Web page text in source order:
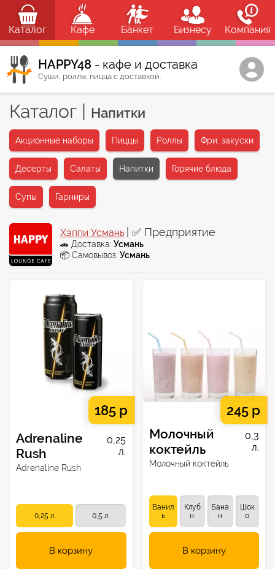
Каталог Кафе Банкет Бизнесу Компания
HAPPY48 - кафе и доставка
Суши, роллы, пицца с доставкой.
Каталог Напитки
Акционные наборы Пиццы Роллы Фри, закуски
Десерты Салаты Напитки Горячие блюда
Супы Гарниры
Хэппи Усмань | ✅ Предприятие
🚗 Доставка: Усмань
📦 Самовывоз: Усмань
185 р
Adrenaline
Rush
0,25
л.
Adrenaline Rush
0,25 л. 0,5 л.
В корзину
245 р
Молочный
коктейль
0,3
л.
Молочный коктейль
Ванил
ь
Клуб
н.
Бана
н
Шок
о
В корзину